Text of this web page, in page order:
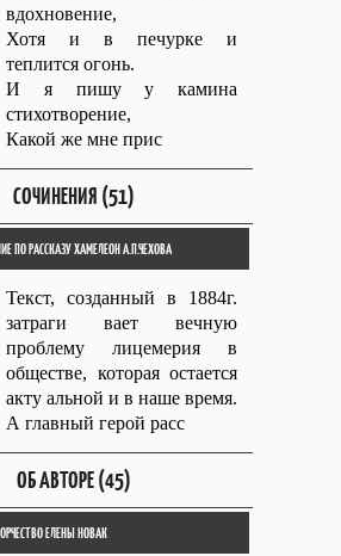
вдохновение,
Хотя и в печурке и
теплится огонь.
И я пишу у камина
стихотворение,
Какой же мне прис
СОЧИНЕНИЯ (51)
ПО РАССКАЗУ ХАМЕЛЕОН А.П.ЧЕХОВА
Текст, созданный в 1884г.
затраги вает вечную
проблему лицемерия в
обществе, которая остается
акту альной и в наше время.
А главный герой расс
ОБ АВТОРЕ (45)
ЕЛЕНЫ НОВАК